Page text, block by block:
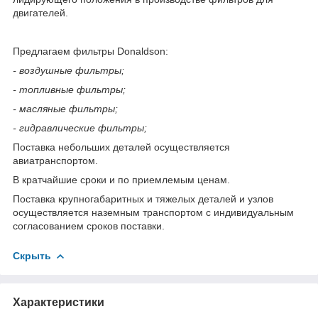
двигателей.
Предлагаем фильтры Donaldson:
- воздушные фильтры;
- топливные фильтры;
- масляные фильтры;
- гидравлические фильтры;
Поставка небольших деталей осуществляется
авиатранспортом.
В кратчайшие сроки и по приемлемым ценам.
Поставка крупногабаритных и тяжелых деталей и узлов
осуществляется наземным транспортом с индивидуальным
согласованием сроков поставки.
Скрыть
Характеристики